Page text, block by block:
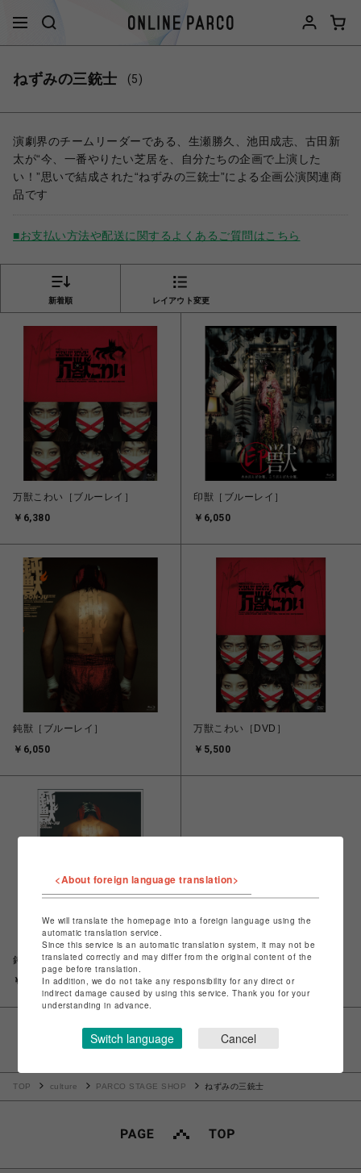
ねずみの三銃士 (5)
演劇界のチームリーダーである、生瀬勝久、池田成志、古田新
太が“今、一番やりたい芝居を、自分たちの企画で上演した
い！”思いで結成された“ねずみの三銃士”による企画公演関連商
品です
■お支払い方法や配送に関するよくあるご質問はこちら
新着順 レイアウト変更
万獣こわい［ブルーレイ］
￥6,380
印獣［ブルーレイ］
￥6,050
鈍獣［ブルーレイ］
￥6,050
万獣こわい［DVD］
￥5,500
鈍獣［戯曲本］
￥1,540
TOP culture PARCO STAGE SHOP ねずみの三銃士
<About foreign language translation>
We will translate the homepage into a foreign language using the
automatic translation service.
Since this service is an automatic translation system, it may not be
translated correctly and may differ from the original content of the
page before translation.
In addition, we do not take any responsibility for any direct or
indirect damage caused by using this service. Thank you for your
understanding in advance.
Switch language Cancel